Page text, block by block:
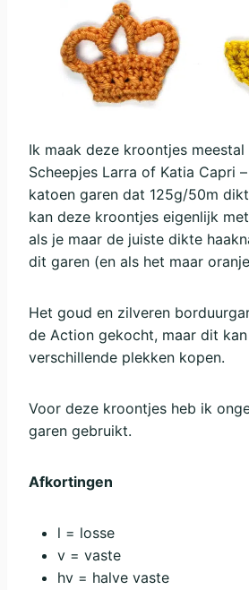
Ik maak deze kroontjes
Scheepjes Larra of Katia Capri
katoen garen dat 125g/50m
kan deze kroontjes eigenlijk
als je maar de juiste dikte
dit garen (en als het maar
Het goud en zilveren
de Action gekocht, maar dit
verschillende plekken kopen.
Voor deze kroontjes heb ik
garen gebruikt.
Afkortingen
l = losse
v = vaste
hv = halve vaste